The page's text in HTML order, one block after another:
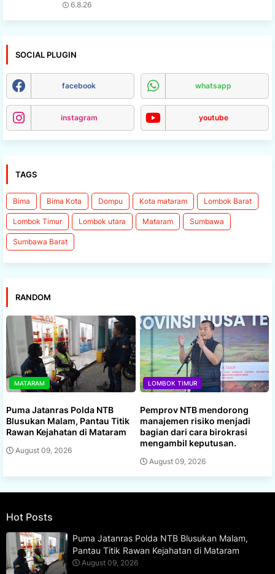
6.8.26
SOCIAL PLUGIN
facebook whatsapp
instagram youtube
TAGS
Bima Bima Kota Dompu Kota mataram Lombok Barat
Lombok Timur Lombok utara Mataram Sumbawa
Sumbawa Barat
RANDOM
MATARAM
Puma Jatanras Polda NTB
Blusukan Malam, Pantau Titik
Rawan Kejahatan di Mataram
August 09, 2026
LOMBOK TIMUR
Pemprov NTB mendorong
manajemen risiko menjadi
bagian dari cara birokrasi
mengambil keputusan.
August 09, 2026
Hot Posts
Puma Jatanras Polda NTB Blusukan Malam,
Pantau Titik Rawan Kejahatan di Mataram
August 09, 2026